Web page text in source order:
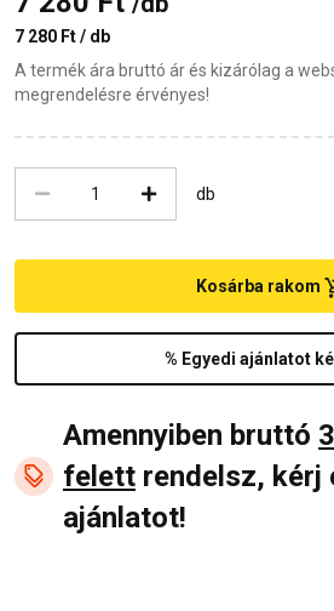
7 280 Ft / db
A termék ára bruttó ár és kizárólag a
megrendelésre érvényes!
db
% Egyedi ajánlatot
Kosárba rakom
Amennyiben bruttó
felett rendelsz, kérj
ajánlatot!